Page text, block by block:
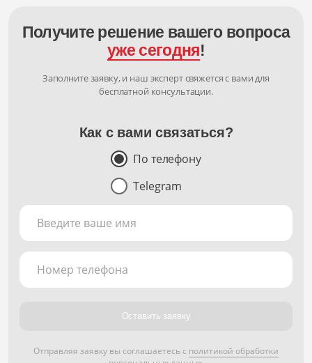
Получите решение вашего вопроса
уже сегодня!
Заполните заявку, и наш эксперт свяжется с вами для
бесплатной консультации.
Как с вами связаться?
По телефону
Telegram
Введите ваше имя
Номер телефона
Оставить заявку
Отправляя заявку вы соглашаетесь с политикой обработки